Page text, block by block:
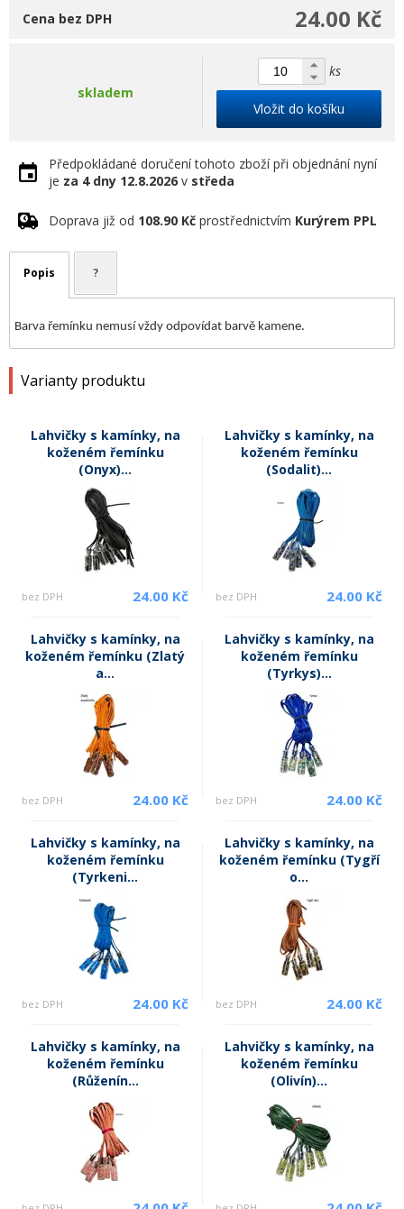
24.00 Kč
Cena bez DPH
skladem
ks
Vložit do košíku
Předpokládané doručení tohoto zboží při objednání nyní
je za 4 dny 12.8.2026 v středa
Doprava již od 108.90 Kč prostřednictvím Kurýrem PPL
Popis ?
Barva řemínku nemusí vždy odpovídat barvě kamene.
Varianty produktu
Lahvičky s kamínky, na
koženém řemínku
(Onyx)...
bez DPH 24.00 Kč
Lahvičky s kamínky, na
koženém řemínku
(Sodalit)...
bez DPH 24.00 Kč
Lahvičky s kamínky, na
koženém řemínku (Zlatý
a...
bez DPH 24.00 Kč
Lahvičky s kamínky, na
koženém řemínku
(Tyrkys)...
bez DPH 24.00 Kč
Lahvičky s kamínky, na
koženém řemínku
(Tyrkeni...
bez DPH 24.00 Kč
Lahvičky s kamínky, na
koženém řemínku (Tygří
o...
bez DPH 24.00 Kč
Lahvičky s kamínky, na
koženém řemínku
(Růženín...
Lahvičky s kamínky, na
koženém řemínku
(Olivín)...